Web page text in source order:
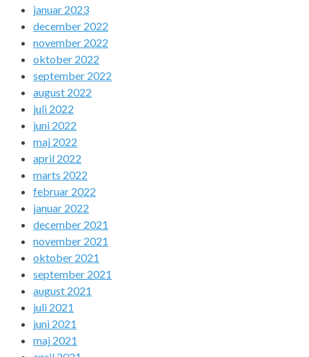
januar 2023
december 2022
november 2022
oktober 2022
september 2022
august 2022
juli 2022
juni 2022
maj 2022
april 2022
marts 2022
februar 2022
januar 2022
december 2021
november 2021
oktober 2021
september 2021
august 2021
juli 2021
juni 2021
maj 2021